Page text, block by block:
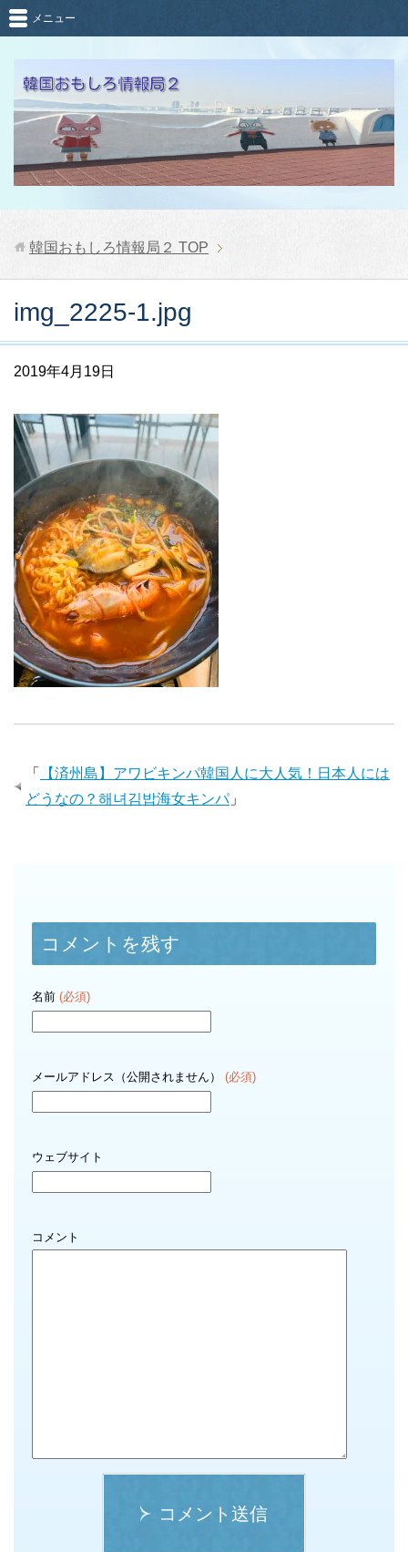
メニュー
韓国おもしろ情報局２ TOP
img_2225-1.jpg
2019年4月19日
「
【済州島】アワビキンパ韓国人に大人気！日本人には
どうなの？해녀김밥海女キンパ」
コメントを残す
名前 (必須)
メールアドレス（公開されません） (必須)
ウェブサイト
コメント
コメント送信